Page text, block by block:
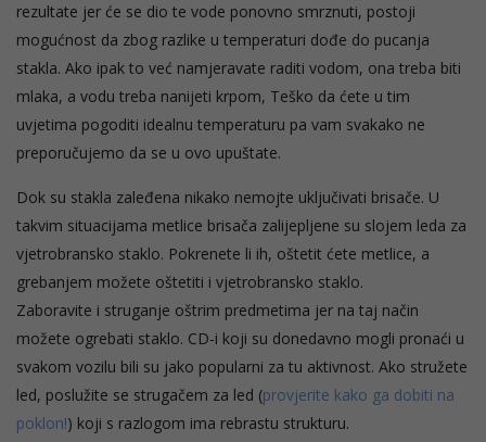
rezultate jer će se dio te vode ponovno smrznuti, postoji
mogućnost da zbog razlike u temperaturi dođe do pucanja
stakla. Ako ipak to već namjeravate raditi vodom, ona treba biti
mlaka, a vodu treba nanijeti krpom, Teško da ćete u tim
uvjetima pogoditi idealnu temperaturu pa vam svakako ne
preporučujemo da se u ovo upuštate.
Dok su stakla zaleđena nikako nemojte uključivati brisače. U
takvim situacijama metlice brisača zalijepljene su slojem leda za
vjetrobransko staklo. Pokrenete li ih, oštetit ćete metlice, a
grebanjem možete oštetiti i vjetrobransko staklo.
Zaboravite i struganje oštrim predmetima jer na taj način
možete ogrebati staklo. CD-i koji su donedavno mogli pronaći u
svakom vozilu bili su jako popularni za tu aktivnost. Ako stružete
led, poslužite se strugačem za led (provjerite kako ga dobiti na
poklon!) koji s razlogom ima rebrastu strukturu.